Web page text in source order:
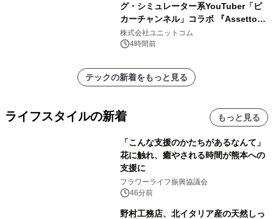
グ・シミュレーター系YouTuber「ピ
カーチャンネル」コラボ 『Assetto
Corsa EVO』推奨パソコン販売中
株式会社ユニットコム
4時間前
テックの新着をもっと見る
ライフスタイルの新着 もっと見る
「こんな支援のかたちがあるなんて」
花に触れ、癒やされる時間が熊本への
支援に
フラワーライフ振興協議会
46分前
野村工務店、北イタリア産の天然しっ